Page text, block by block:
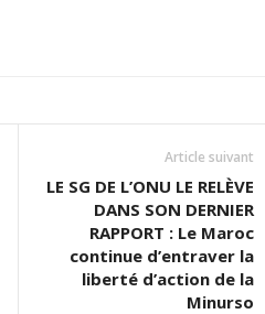
Article suivant
LE SG DE L’ONU LE RELÈVE
DANS SON DERNIER
RAPPORT : Le Maroc
continue d’entraver la
liberté d’action de la
Minurso